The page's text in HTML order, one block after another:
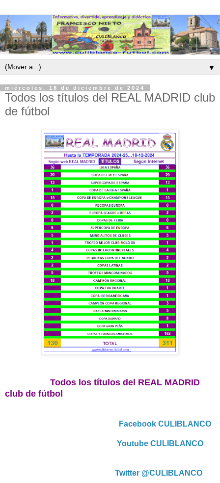
▼
miércoles, 18 de diciembre de 2024
Todos los títulos del REAL MADRID club
de fútbol
Todos los títulos del REAL MADRID
club de fútbol
Facebook CULIBLANCO
Youtube CULIBLANCO
Twitter @CULIBLANCO